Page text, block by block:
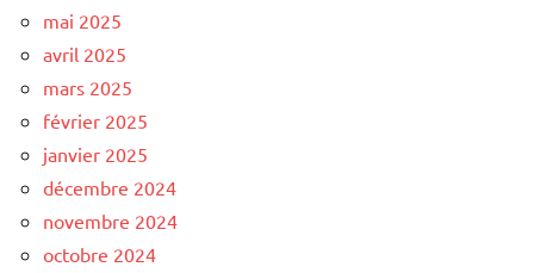
mai 2025
avril 2025
mars 2025
février 2025
janvier 2025
décembre 2024
novembre 2024
octobre 2024